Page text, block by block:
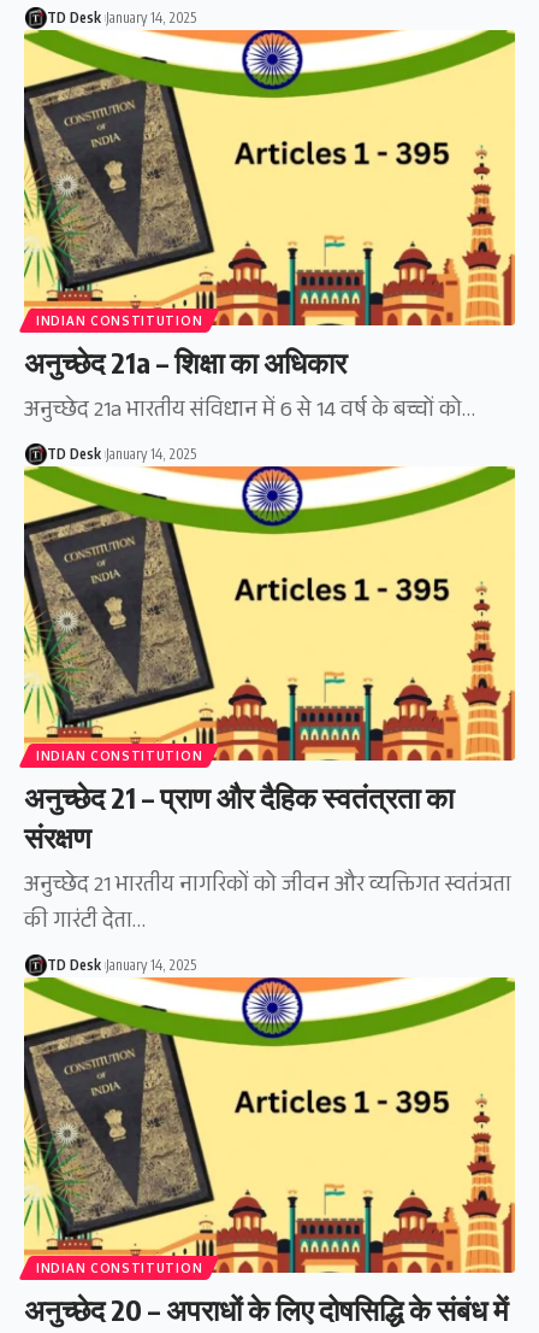
TD Desk January 14, 2025
INDIAN CONSTITUTION
अनुच्छेद 21a – शिक्षा का अधिकार
अनुच्छेद 21a भारतीय संविधान में 6 से 14 वर्ष के बच्चों को…
TD Desk January 14, 2025
INDIAN CONSTITUTION
अनुच्छेद 21 – प्राण और दैहिक स्वतंत्रता का
संरक्षण
अनुच्छेद 21 भारतीय नागरिकों को जीवन और व्यक्तिगत स्वतंत्रता
की गारंटी देता…
TD Desk January 14, 2025
INDIAN CONSTITUTION
अनुच्छेद 20 – अपराधों के लिए दोषसिद्धि के संबंध में